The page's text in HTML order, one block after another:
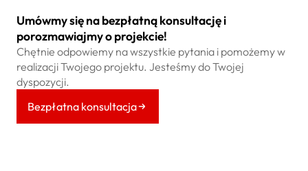
Umówmy się na bezpłatną konsultację i
porozmawiajmy o projekcie!
Chętnie odpowiemy na wszystkie pytania i pomożemy w
realizacji Twojego projektu. Jesteśmy do Twojej
dyspozycji.
Bezpłatna konsultacja